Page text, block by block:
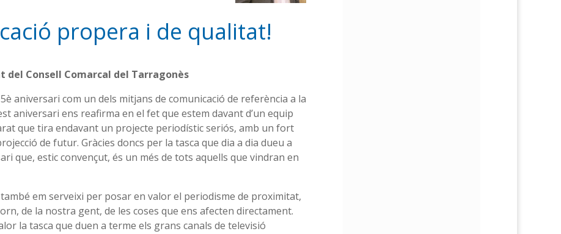
propera i de qualitat!
del Consell Comarcal del Tarragonès
aniversari com un dels mitjans de comunicació de referència a la
aniversari ens reafirma en el fet que estem davant d’un equip
que tira endavant un projecte periodístic seriós, amb un fort
de futur. Gràcies doncs per la tasca que dia a dia dueu a
que, estic convençut, és un més de tots aquells que vindran en
em serveixi per posar en valor el periodisme de proximitat,
de la nostra gent, de les coses que ens afecten directament.
la tasca que duen a terme els grans canals de televisió